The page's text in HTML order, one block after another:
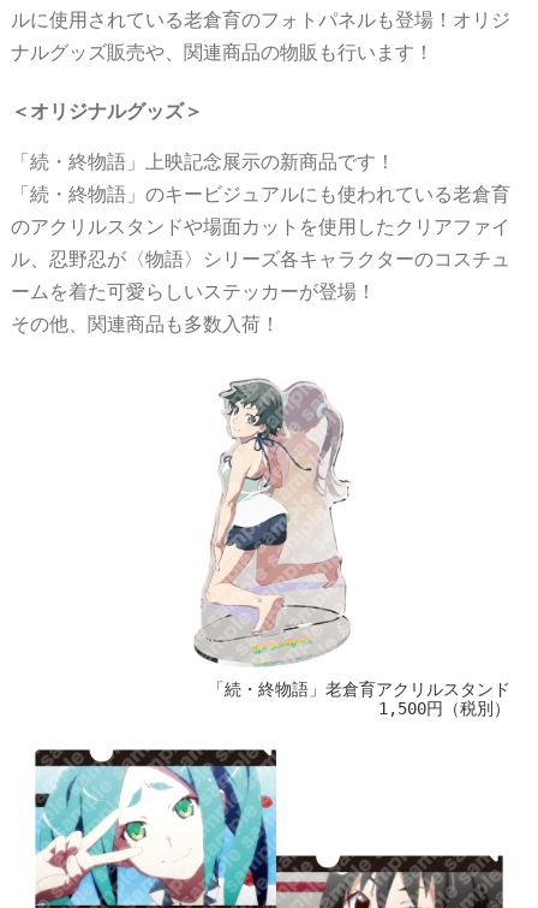
ルに使用されている老倉育のフォトパネルも登場！オリジ
ナルグッズ販売や、関連商品の物販も行います！
＜オリジナルグッズ＞
「続・終物語」上映記念展示の新商品です！
「続・終物語」のキービジュアルにも使われている老倉育
のアクリルスタンドや場面カットを使用したクリアファイ
ル、忍野忍が〈物語〉シリーズ各キャラクターのコスチュ
ームを着た可愛らしいステッカーが登場！
その他、関連商品も多数入荷！
「続・終物語」老倉育アクリルスタンド
1,500円（税別）